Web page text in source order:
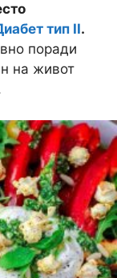
тип II.
поради
на живот